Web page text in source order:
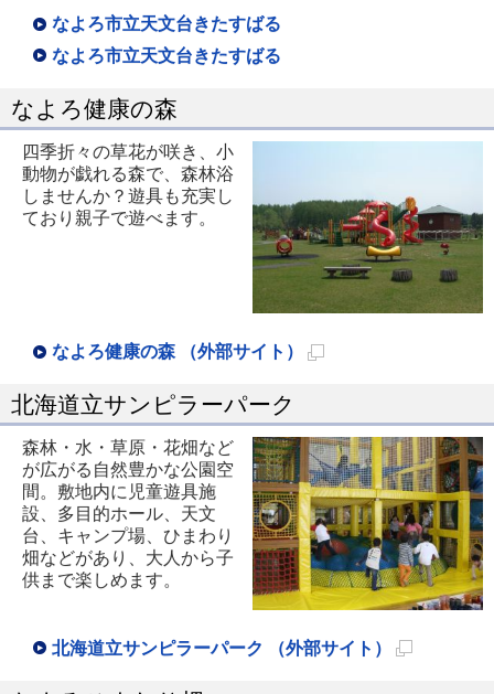
なよろ市立天文台きたすばる
なよろ市立天文台きたすばる
なよろ健康の森
四季折々の草花が咲き、小
動物が戯れる森で、森林浴
しませんか？遊具も充実し
ており親子で遊べます。
なよろ健康の森 （外部サイト）
ペ
ー
ジ
で
開
き
す
北海道立サンピラーパーク
森林・水・草原・花畑など
が広がる自然豊かな公園空
間。敷地内に児童遊具施
設、多目的ホール、天文
台、キャンプ場、ひまわり
畑などがあり、大人から子
供まで楽しめます。
北海道立サンピラーパーク （外部サイト）